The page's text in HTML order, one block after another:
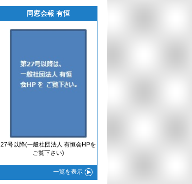
同窓会報 有恒
27号以降(一般社団法人 有恒会HPを
ご覧下さい)
一覧を表示